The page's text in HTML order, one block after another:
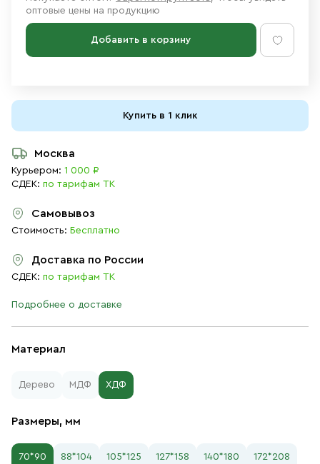
Материал
Дерево МДФ ХДФ
Размеры, мм
70*90 88*104 105*125 127*158 140*180 172*208
оптовые цены на продукцию
Добавить в корзину
Купить в 1 клик
Москва
Курьером: 1 000 ₽
СДЕК: по тарифам ТК
Самовывоз
Стоимость: Бесплатно
Доставка по России
СДЕК: по тарифам ТК
Подробнее о доставке